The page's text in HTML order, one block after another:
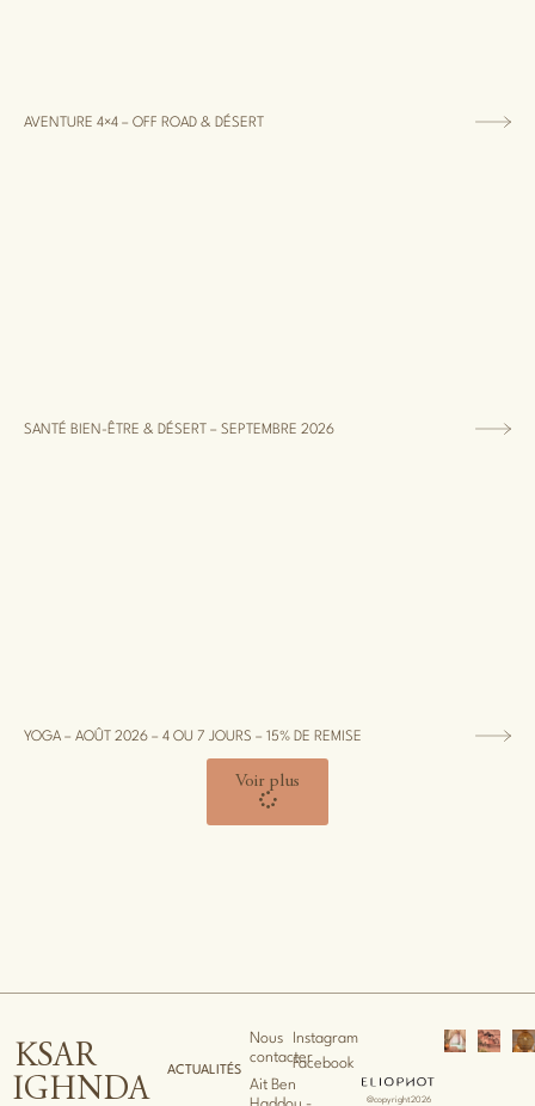
AVENTURE 4×4 – OFF ROAD & DÉSERT
SANTÉ BIEN-ÊTRE & DÉSERT – SEPTEMBRE 2026
YOGA – AOÛT 2026 – 4 OU 7 JOURS – 15% DE REMISE
Voir plus
KSAR
IGHNDA
ACTUALITÉS
Nous
contacter
Ait Ben
Instagram
Facebook
@copyright2026